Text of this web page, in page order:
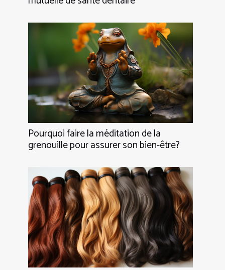
Pourquoi faire la méditation de la
grenouille pour assurer son bien-être?